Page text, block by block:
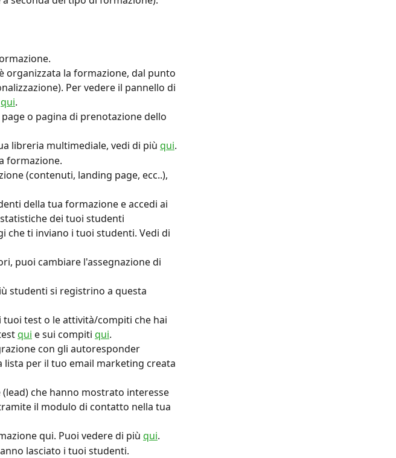
organizzata la formazione, dal punto
Per vedere il pannello di
qui.
o pagina di prenotazione dello
libreria multimediale, vedi di più qui.
formazione.
(contenuti, landing page, ecc..),
della tua formazione e accedi ai
dei tuoi studenti
che ti inviano i tuoi studenti. Vedi di
puoi cambiare l'assegnazione di
studenti si registrino a questa
test o le attività/compiti che hai
qui e sui compiti qui.
con gli autoresponder
lista per il tuo email marketing creata
che hanno mostrato interesse
il modulo di contatto nella tua
qui. Puoi vedere di più qui.
lasciato i tuoi studenti.